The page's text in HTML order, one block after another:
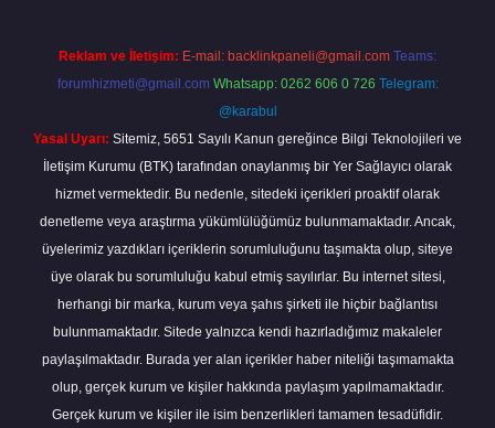
Reklam ve İletişim: E-mail: backlinkpaneli@gmail.com Teams:
forumhizmeti@gmail.com Whatsapp: 0262 606 0 726 Telegram:
@karabul
Yasal Uyarı: Sitemiz, 5651 Sayılı Kanun gereğince Bilgi Teknolojileri ve
İletişim Kurumu (BTK) tarafından onaylanmış bir Yer Sağlayıcı olarak
hizmet vermektedir. Bu nedenle, sitedeki içerikleri proaktif olarak
denetleme veya araştırma yükümlülüğümüz bulunmamaktadır. Ancak,
üyelerimiz yazdıkları içeriklerin sorumluluğunu taşımakta olup, siteye
üye olarak bu sorumluluğu kabul etmiş sayılırlar. Bu internet sitesi,
herhangi bir marka, kurum veya şahıs şirketi ile hiçbir bağlantısı
bulunmamaktadır. Sitede yalnızca kendi hazırladığımız makaleler
paylaşılmaktadır. Burada yer alan içerikler haber niteliği taşımamakta
olup, gerçek kurum ve kişiler hakkında paylaşım yapılmamaktadır.
Gerçek kurum ve kişiler ile isim benzerlikleri tamamen tesadüfidir.